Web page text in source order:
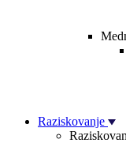
Raziskovanje